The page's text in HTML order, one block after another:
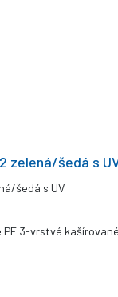
zelená/šedá s
3-vrstvé